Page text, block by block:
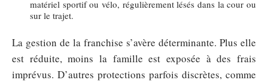
matériel sportif ou vélo, régulièrement lésés dans la cour ou
sur le trajet.
La gestion de la franchise s’avère déterminante. Plus elle
est réduite, moins la famille est exposée à des frais
imprévus. D’autres protections parfois discrètes, comme